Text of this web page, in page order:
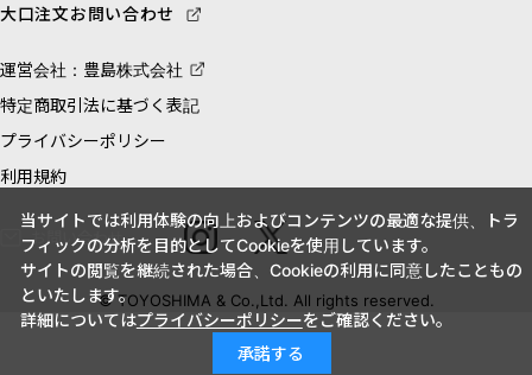
大口注文お問い合わせ
運営会社：豊島株式会社
特定商取引法に基づく表記
プライバシーポリシー
利用規約
お問い合わせ
© TOYOSHIMA & Co.,Ltd. All rights reserved.
当サイトでは利用体験の向上およびコンテンツの最適な提供、トラ
フィックの分析を目的としてCookieを使用しています。
サイトの閲覧を継続された場合、Cookieの利用に同意したこともの
といたします。
詳細についてはプライバシーポリシーをご確認ください。
承諾する